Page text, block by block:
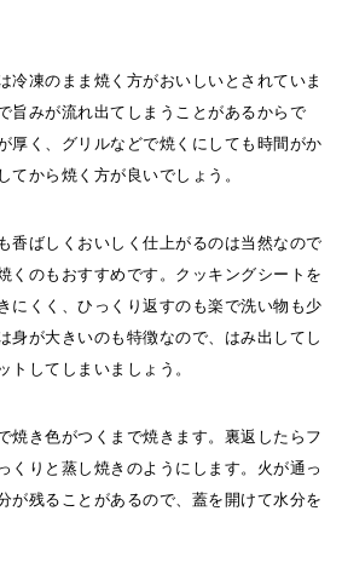
冷凍のまま焼く方がおいしいとされていま
旨みが流れ出てしまうことがあるからで
厚く、グリルなどで焼くにしても時間がか
てから焼く方が良いでしょう。
香ばしくおいしく仕上がるのは当然なので
くのもおすすめです。クッキングシートを
にくく、ひっくり返すのも楽で洗い物も少
身が大きいのも特徴なので、はみ出してし
トしてしまいましょう。
焼き色がつくまで焼きます。裏返したらフ
くりと蒸し焼きのようにします。火が通っ
が残ることがあるので、蓋を開けて水分を